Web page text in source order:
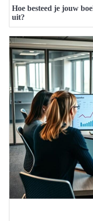
Hoe besteed je jouw
uit?